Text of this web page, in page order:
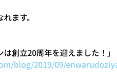
ます。
は創立20周年を迎えました！」
blog/2019/09/